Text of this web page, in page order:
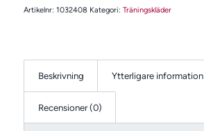
Artikelnr: 1032408 Kategori: Träningskläder
Beskrivning Ytterligare information
Recensioner (0)